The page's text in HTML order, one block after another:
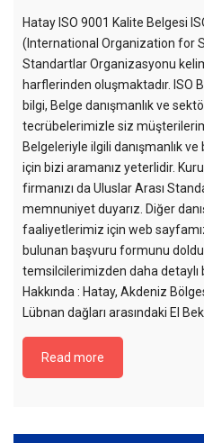
Hatay ISO 9001 Kalite Belgesi
(International Organization for
Standartlar Organizasyonu
harflerinden oluşmaktadır. ISO
bilgi, Belge danışmanlık ve
tecrübelerimizle siz
Belgeleriyle ilgili danışmanlık
için bizi aramanız yeterlidir.
firmanızı da Uluslar Arası
memnuniyet duyarız. Diğer
faaliyetlerimiz için web
bulunan başvuru formunu
temsilcilerimizden daha detaylı
Hakkında : Hatay, Akdeniz
Lübnan dağları arasındaki El
Read more